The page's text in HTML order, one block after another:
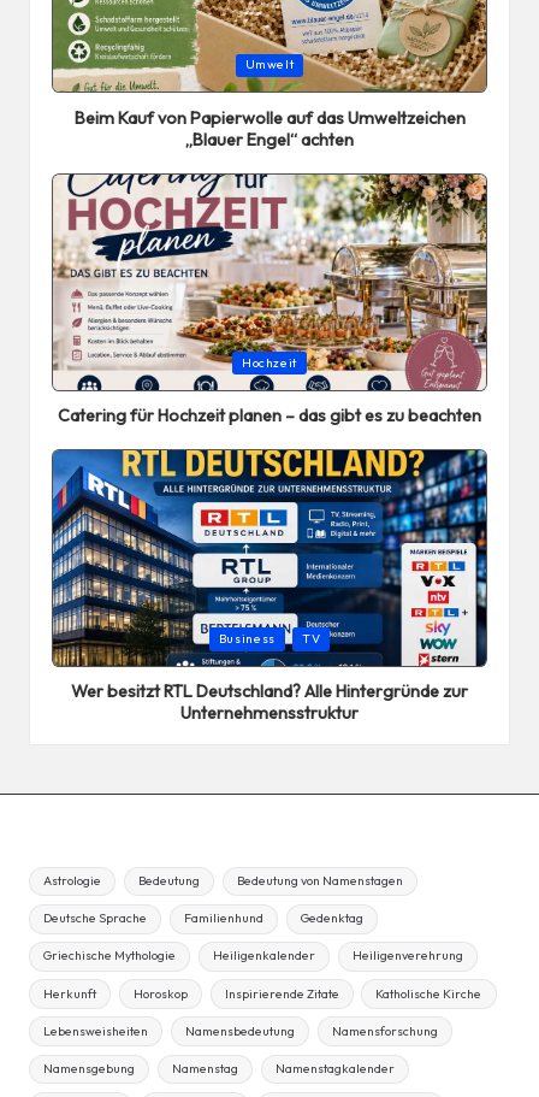
Posted
in
Umwelt
Beim Kauf von Papierwolle auf das Umweltzeichen
„Blauer Engel“ achten
Posted
in
Hochzeit
Catering für Hochzeit planen – das gibt es zu beachten
Posted
in
Business TV
Wer besitzt RTL Deutschland? Alle Hintergründe zur
Unternehmensstruktur
Astrologie Bedeutung Bedeutung von Namenstagen
Deutsche Sprache Familienhund Gedenktag
Griechische Mythologie Heiligenkalender Heiligenverehrung
Herkunft Horoskop Inspirierende Zitate Katholische Kirche
Lebensweisheiten Namensbedeutung Namensforschung
Namensgebung Namenstag Namenstagkalender